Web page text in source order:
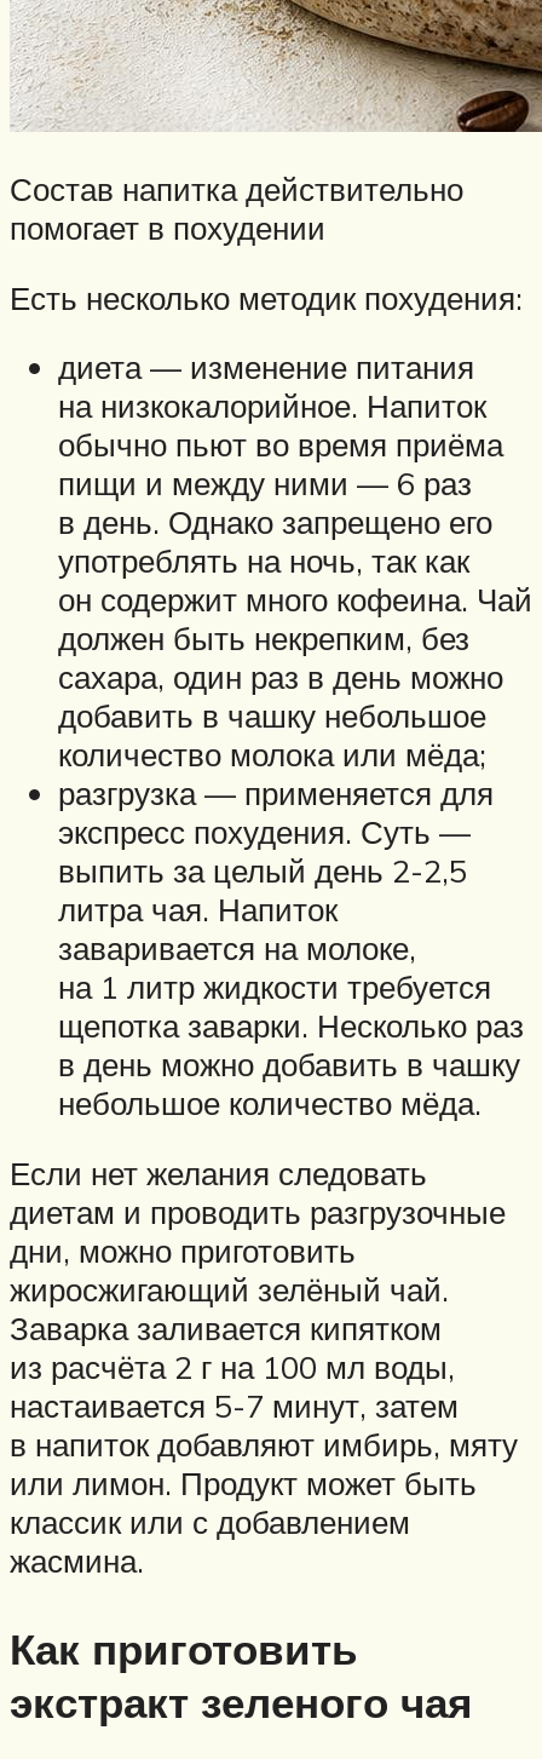
Состав напитка действительно
помогает в похудении
Есть несколько методик похудения:
диета — изменение питания
на низкокалорийное. Напиток
обычно пьют во время приёма
пищи и между ними — 6 раз
в день. Однако запрещено его
употреблять на ночь, так как
он содержит много кофеина. Чай
должен быть некрепким, без
сахара, один раз в день можно
добавить в чашку небольшое
количество молока или мёда;
разгрузка — применяется для
экспресс похудения. Суть —
выпить за целый день 2-2,5
литра чая. Напиток
заваривается на молоке,
на 1 литр жидкости требуется
щепотка заварки. Несколько раз
в день можно добавить в чашку
небольшое количество мёда.
Если нет желания следовать
диетам и проводить разгрузочные
дни, можно приготовить
жиросжигающий зелёный чай.
Заварка заливается кипятком
из расчёта 2 г на 100 мл воды,
настаивается 5-7 минут, затем
в напиток добавляют имбирь, мяту
или лимон. Продукт может быть
классик или с добавлением
жасмина.
Как приготовить
экстракт зеленого чая